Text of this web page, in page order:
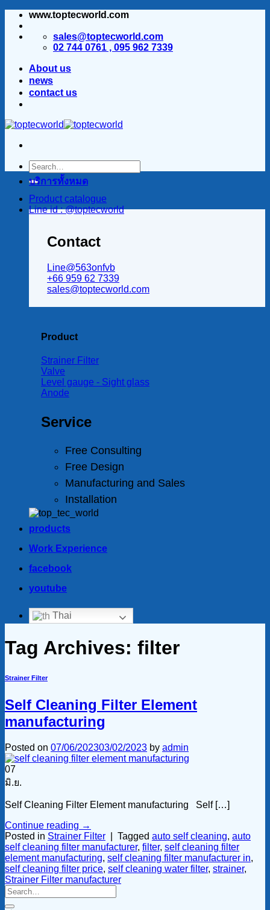
ข้าม
www.toptecworld.com
sales@toptecworld.com
02 744 0761 , 095 962 7339
About us
news
contact us
Product catalogue
Line id : @toptecworld
บริการทั้งหมด
Contact
Line@563onfvb
+66 959 62 7339
sales@toptecworld.com
Product
Strainer Filter
Valve
Level gauge - Sight glass
Anode
Service
Free Consulting
Free Design
Manufacturing and Sales
Installation
products
Work Experience
facebook
youtube
Thai
Tag Archives: filter
Strainer Filter
Self Cleaning Filter Element
manufacturing
Posted on 07/06/202303/02/2023 by admin
07
มิ.ย.
Self Cleaning Filter Element manufacturing Self […]
Continue reading →
Posted in Strainer Filter Tagged auto self cleaning, auto
self cleaning filter manufacturer, filter, self cleaning filter
element manufacturing, self cleaning filter manufacturer in,
self cleaning filter price, self cleaning water filter, strainer,
Strainer Filter manufacturer